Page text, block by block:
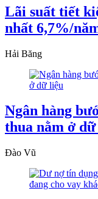
Lãi suất tiết
nhất 6,7%/
Hải Băng
Ngân hàng
thua nằm ở
Đào Vũ